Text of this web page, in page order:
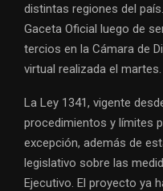
distintas regiones del
Gaceta Oficial luego de
tercios en la Cámara de
virtual realizada el martes.
La Ley 1341, vigente
procedimientos y límites
excepción, además de
legislativo sobre las
Ejecutivo. El proyecto ya